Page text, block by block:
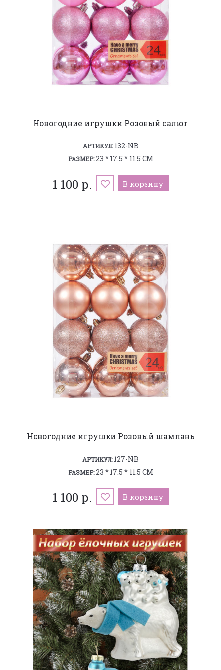
Новогодние игрушки Розовый салют
АРТИКУЛ:132-NB
РАЗМЕР:23 * 17.5 * 11.5 СМ
1 100 р. В корзину
Новогодние игрушки Розовый шампань
АРТИКУЛ:127-NB
РАЗМЕР:23 * 17.5 * 11.5 СМ
1 100 р. В корзину